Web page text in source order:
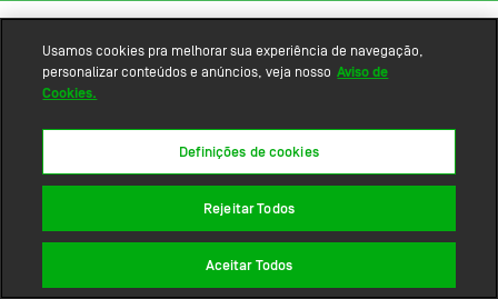
Usamos cookies pra melhorar sua experiência de navegação,
personalizar conteúdos e anúncios, veja nosso Aviso de
Cookies.
Definições de cookies
Rejeitar Todos
Aceitar Todos